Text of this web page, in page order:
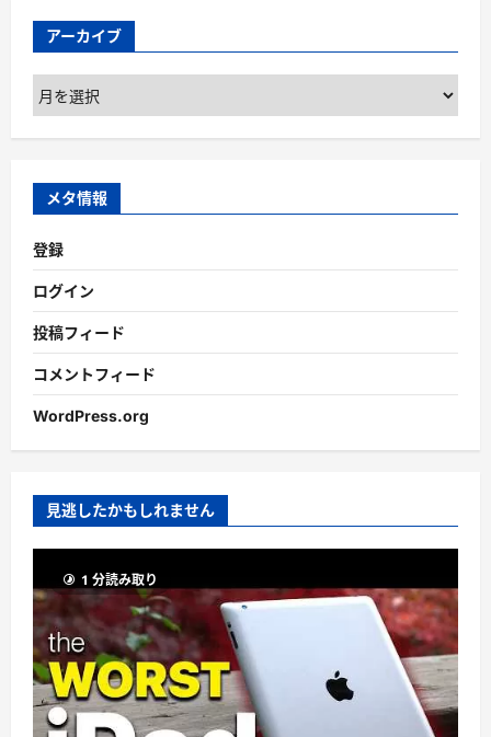
アーカイブ
ア
ー
カ
ブ
メタ情報
登録
ログイン
投稿フィード
コメントフィード
WordPress.org
見逃したかもしれません
1 分読み取り